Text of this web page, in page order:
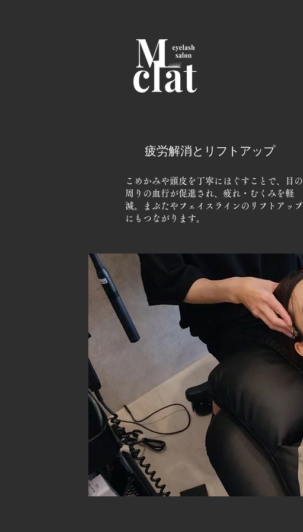
疲労解消とリフトアップ
こめかみや頭皮を丁寧にほぐすことで、目の
周りの血行が促進され、疲れ・むくみを軽
減。まぶたやフェイスラインのリフトアップ
にもつながります。